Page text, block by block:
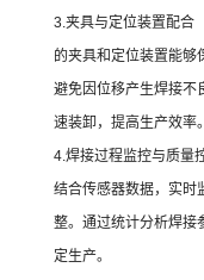
3.夹具与定位装置配合
的夹具和定位装置能够
避免因位移产生焊接不
速装卸，提高生产效率。
4.焊接过程监控与质量
结合传感器数据，实时
整。通过统计分析焊接
定生产。